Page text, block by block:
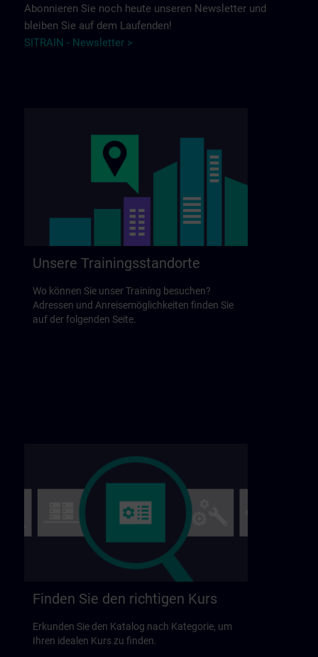
Abonnieren Sie noch heute unseren Newsletter und
bleiben Sie auf dem Laufenden!
SITRAIN - Newsletter >
Unsere Trainingsstandorte
Wo können Sie unser Training besuchen?
Adressen und Anreisemöglichkeiten finden Sie
auf der folgenden Seite.
Finden Sie den richtigen Kurs
Erkunden Sie den Katalog nach Kategorie, um
Ihren idealen Kurs zu finden.